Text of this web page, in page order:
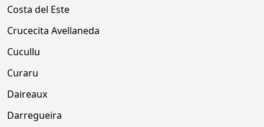
Costa del Este
Crucecita Avellaneda
Cucullu
Curaru
Daireaux
Darregueira